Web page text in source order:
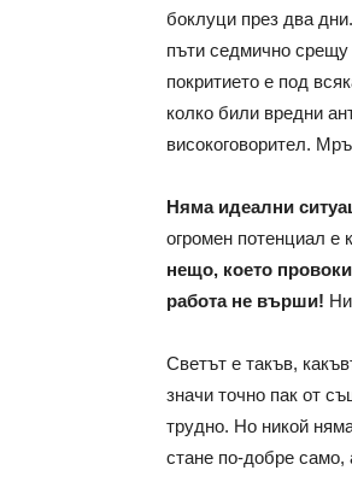
боклуци през два
пъти седмично
покритието е под
колко били вредни
високоговорител.
Няма идеални
огромен потенциал е
нещо, което
работа не върши!
Светът е такъв,
значи точно пак от
трудно. Но никой
стане по-добре